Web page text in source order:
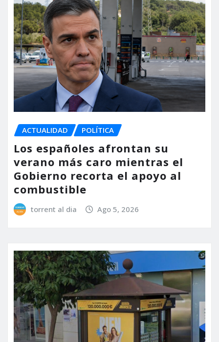
ACTUALIDAD POLÍTICA
Los españoles afrontan su
verano más caro mientras el
Gobierno recorta el apoyo al
combustible
torrent al dia Ago 5, 2026